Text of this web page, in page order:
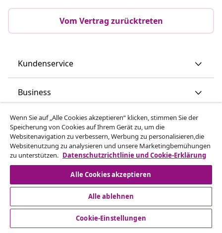
Vom Vertrag zurücktreten
Kundenservice
Business
vidaXL
Mehr entdecken
© 2008-2026 vidaXL - www.vidaxl.at ist eine Webseite von
Wenn Sie auf „Alle Cookies akzeptieren“ klicken, stimmen Sie der
Speicherung von Cookies auf Ihrem Gerät zu, um die
Websitenavigation zu verbessern, Werbung zu personalisieren,die
Websitenutzung zu analysieren und unsere Marketingbemühungen
zu unterstützen. Datenschutzrichtlinie und Cookie-Erklärung
Alle Cookies akzeptieren
Alle ablehnen
Cookie-Einstellungen